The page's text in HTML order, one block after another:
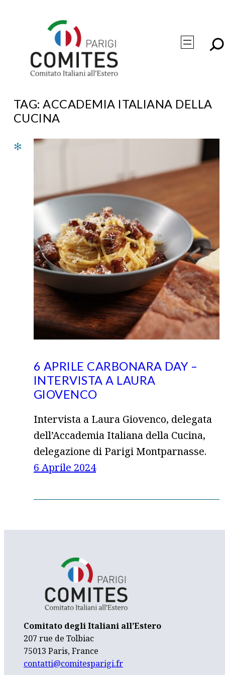
TAG:ACCADEMIA ITALIANA DELLA
CUCINA
6 APRILE CARBONARA DAY –
INTERVISTA A LAURA
GIOVENCO
Intervista a Laura Giovenco, delegata
dell’Accademia Italiana della Cucina,
delegazione di Parigi Montparnasse.
6 Aprile 2024
Comitato degli Italiani all’Estero
207 rue de Tolbiac
75013 Paris, France
contatti@comitesparigi.fr